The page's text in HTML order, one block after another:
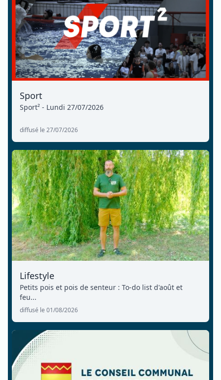
Sport
Sport² - Lundi 27/07/2026
diffusé le 27/07/2026
Lifestyle
Petits pois et pois de senteur : To-do list d'août et
feu...
diffusé le 01/08/2026